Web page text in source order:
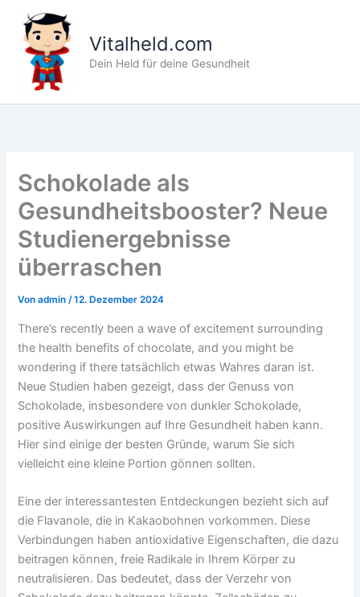
Inhalt
springen
Vitalheld.com
Dein Held für deine Gesundheit
Schokolade als
Gesundheitsbooster? Neue
Studienergebnisse
überraschen
Vonadmin/12. Dezember 2024
There’s recently been a wave of excitement surrounding
the health benefits of chocolate, and you might be
wondering if there tatsächlich etwas Wahres daran ist.
Neue Studien haben gezeigt, dass der Genuss von
Schokolade, insbesondere von dunkler Schokolade,
positive Auswirkungen auf Ihre Gesundheit haben kann.
Hier sind einige der besten Gründe, warum Sie sich
vielleicht eine kleine Portion gönnen sollten.
Eine der interessantesten Entdeckungen bezieht sich auf
die Flavanole, die in Kakaobohnen vorkommen. Diese
Verbindungen haben antioxidative Eigenschaften, die dazu
beitragen können, freie Radikale in Ihrem Körper zu
neutralisieren. Das bedeutet, dass der Verzehr von